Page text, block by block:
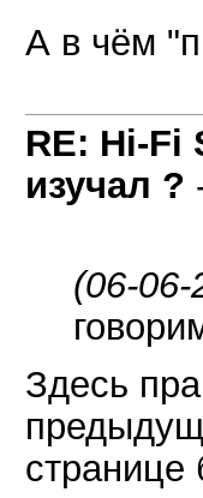
А в чём
RE: Hi-Fi
изучал ?
(06-06-
Здесь
странице